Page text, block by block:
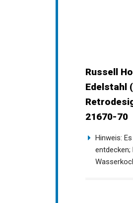
Russell
Edelstahl
21670-70
Hinweis: